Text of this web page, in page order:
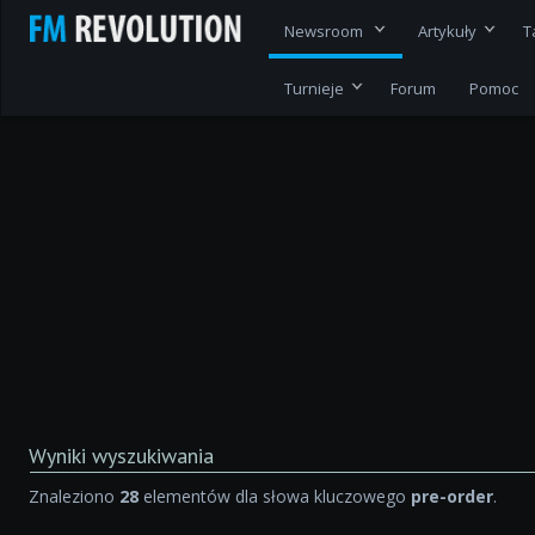
Newsroom Artykuły
Turnieje Forum Pomoc
Wyniki wyszukiwania
Znaleziono 28 elementów dla słowa kluczowego pre-order.